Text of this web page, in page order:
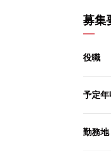
募集
役職
予定年
勤務地